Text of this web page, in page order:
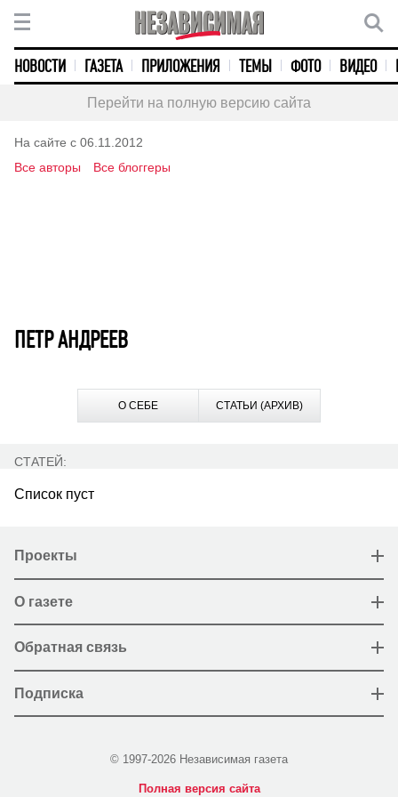
НОВОСТИ ГАЗЕТА ПРИЛОЖЕНИЯ ТЕМЫ ФОТО ВИДЕО
Перейти на полную версию сайта
На сайте с 06.11.2012
Все авторы
Все блоггеры
ПЕТР АНДРЕЕВ
О СЕБЕ СТАТЬИ (АРХИВ)
СТАТЕЙ:
Список пуст
Проекты
О газете
Обратная связь
Подписка
© 1997-2026 Независимая газета
Полная версия сайта